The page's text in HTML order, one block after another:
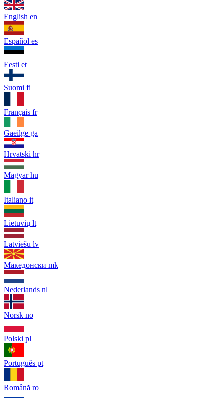
English en
Español es
Eesti et
Suomi fi
Français fr
Gaeilge ga
Hrvatski hr
Magyar hu
Italiano it
Lietuvių lt
Latviešu lv
Македонски mk
Nederlands nl
Norsk no
Polski pl
Português pt
Română ro